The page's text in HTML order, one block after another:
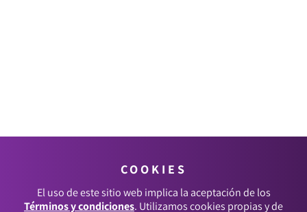
COOKIES
El uso de este sitio web implica la aceptación de los
Términos y condiciones. Utilizamos cookies propias y de